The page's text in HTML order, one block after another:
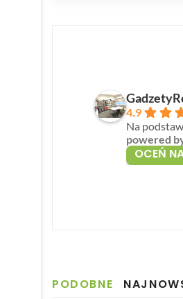
4.9
Na
powered
OCEŃ
PODOBNE